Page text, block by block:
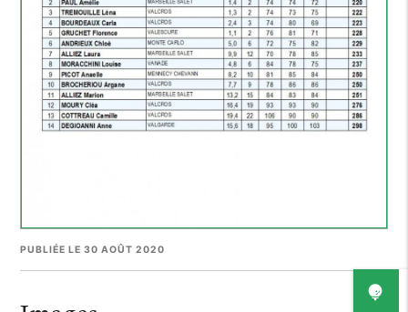
PUBLIÉE LE 30 AOÛT 2020